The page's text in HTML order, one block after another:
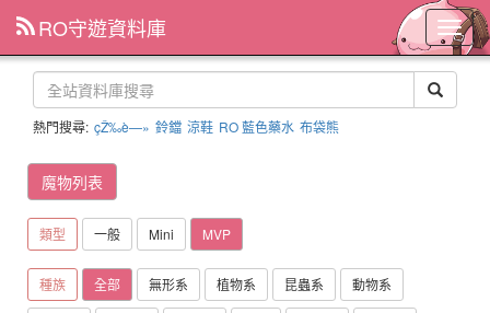
主
選
單
RO守遊資料庫
熱門搜尋: çŽ‰è—» 鈴鐺 涼鞋 RO 藍色藥水 布袋熊
魔物列表
類型 一般 Mini MVP
種族 全部 無形系 植物系 昆蟲系 動物系